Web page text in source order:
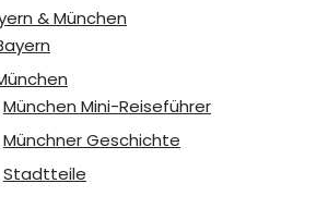
& München
München Mini-Reiseführer
Münchner Geschichte
Stadtteile